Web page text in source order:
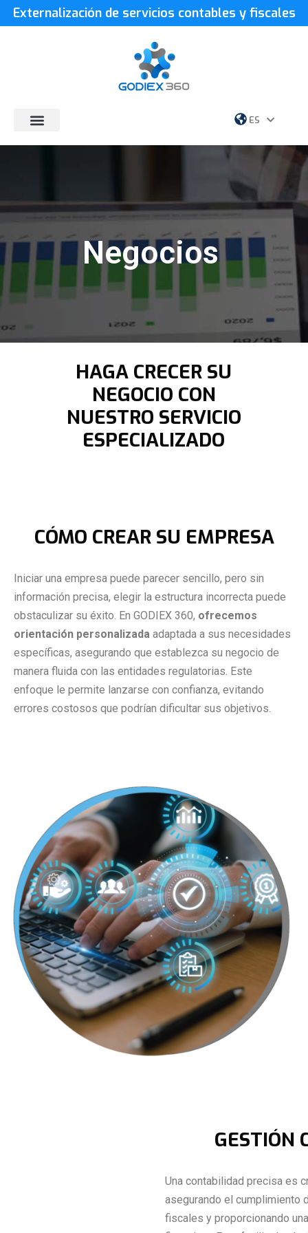
Externalización de servicios contables y fiscales
ES
EN
Negocios
HAGA CRECER SU
NEGOCIO CON
NUESTRO SERVICIO
ESPECIALIZADO
CÓMO CREAR SU EMPRESA
Iniciar una empresa puede parecer sencillo, pero sin
información precisa, elegir la estructura incorrecta puede
obstaculizar su éxito. En GODIEX 360, ofrecemos
orientación personalizada adaptada a sus necesidades
específicas, asegurando que establezca su negocio de
manera fluida con las entidades regulatorias. Este
enfoque le permite lanzarse con confianza, evitando
errores costosos que podrían dificultar sus objetivos.
GESTIÓN
Una contabilidad precisa es
asegurando el cumplimiento
fiscales y proporcionando